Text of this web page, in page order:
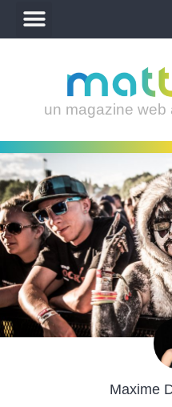
un magazine web
Maxime